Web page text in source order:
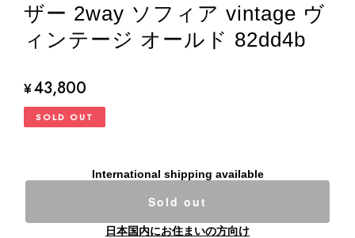
ザー 2way ソフィア vintage ヴ
ィンテージ オールド 82dd4b
¥43,800
SOLD OUT
International shipping available
Sold out
日本国内にお住まいの方向け